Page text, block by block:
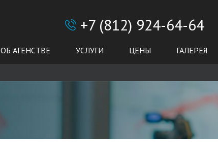
+7 (812) 924-64-64
ОБ АГЕНСТВЕ УСЛУГИ ЦЕНЫ ГАЛЕРЕЯ